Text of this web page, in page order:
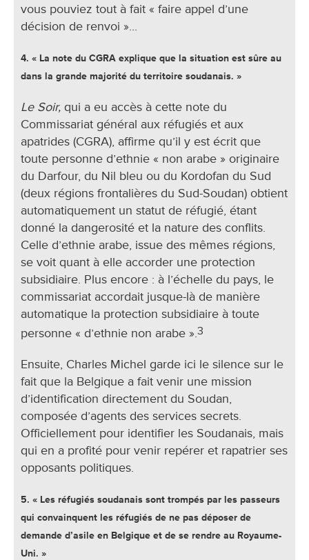
vous pouviez tout à fait « faire appel d’une
décision de renvoi »...
4. « La note du CGRA explique que la situation est sûre au
dans la grande majorité du territoire soudanais. »
Le Soir, qui a eu accès à cette note du
Commissariat général aux réfugiés et aux
apatrides (CGRA), affirme qu’il y est écrit que
toute personne d’ethnie « non arabe » originaire
du Darfour, du Nil bleu ou du Kordofan du Sud
(deux régions frontalières du Sud-Soudan) obtient
automatiquement un statut de réfugié, étant
donné la dangerosité et la nature des conflits.
Celle d’ethnie arabe, issue des mêmes régions,
se voit quant à elle accorder une protection
subsidiaire. Plus encore : à l’échelle du pays, le
commissariat accordait jusque-là de manière
automatique la protection subsidiaire à toute
personne « d’ethnie non arabe ».3
Ensuite, Charles Michel garde ici le silence sur le
fait que la Belgique a fait venir une mission
d’identification directement du Soudan,
composée d’agents des services secrets.
Officiellement pour identifier les Soudanais, mais
qui en a profité pour venir repérer et rapatrier ses
opposants politiques.
5. « Les réfugiés soudanais sont trompés par les passeurs
qui convainquent les réfugiés de ne pas déposer de
demande d’asile en Belgique et de se rendre au Royaume-
Uni. »